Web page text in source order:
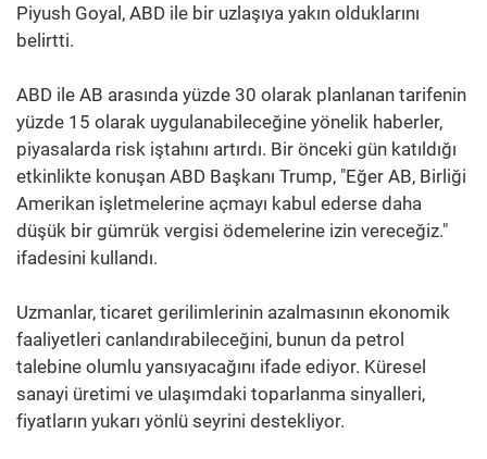
Piyush Goyal, ABD ile bir uzlaşıya yakın olduklarını
belirtti.
ABD ile AB arasında yüzde 30 olarak planlanan tarifenin
yüzde 15 olarak uygulanabileceğine yönelik haberler,
piyasalarda risk iştahını artırdı. Bir önceki gün katıldığı
etkinlikte konuşan ABD Başkanı Trump, "Eğer AB, Birliği
Amerikan işletmelerine açmayı kabul ederse daha
düşük bir gümrük vergisi ödemelerine izin vereceğiz."
ifadesini kullandı.
Uzmanlar, ticaret gerilimlerinin azalmasının ekonomik
faaliyetleri canlandırabileceğini, bunun da petrol
talebine olumlu yansıyacağını ifade ediyor. Küresel
sanayi üretimi ve ulaşımdaki toparlanma sinyalleri,
fiyatların yukarı yönlü seyrini destekliyor.